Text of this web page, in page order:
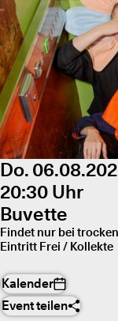
Do.
20:30 Uhr
Buvette
Findet nur bei
Eintritt Frei / Kollekte
Kalender
Event teilen